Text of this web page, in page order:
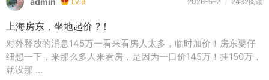
上海房东，坐地起价 ?！
对外释放的消息145万一看来看房人太多，临时加价！房东要仔
细想一下，来那么多人来看房，是因为一口价145万！挂150万，
就没那 ...